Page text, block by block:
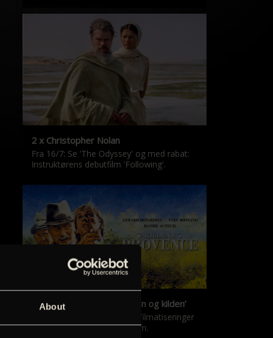
About
2 x Christopher Nolan
Fra 16/7: Se 'The Odyssey' og med rabat:
Instruktørens debutfilm 'Following'.
‘Kilden i Provence’ & ‘Manon og kilden’
De klassiske Marcel Pagnol-filmatiseringer
er tilbage i nyrestaureret form.